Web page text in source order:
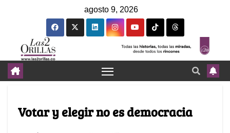
agosto 9, 2026
Votar y elegir no es democracia